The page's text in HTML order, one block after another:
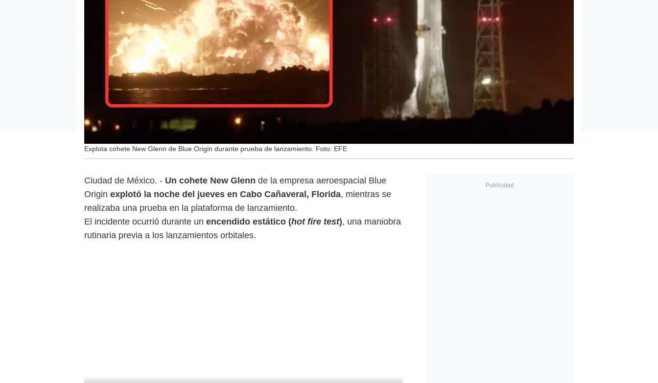
Explota cohete New Glenn de Blue Origin durante prueba de lanzamiento. Foto: EFE
Ciudad de México. - Un cohete New Glenn de la empresa aeroespacial Blue
Origin explotó la noche del jueves en Cabo Cañaveral, Florida, mientras se
realizaba una prueba en la plataforma de lanzamiento.
El incidente ocurrió durante un encendido estático (hot fire test), una maniobra
rutinaria previa a los lanzamientos orbitales.